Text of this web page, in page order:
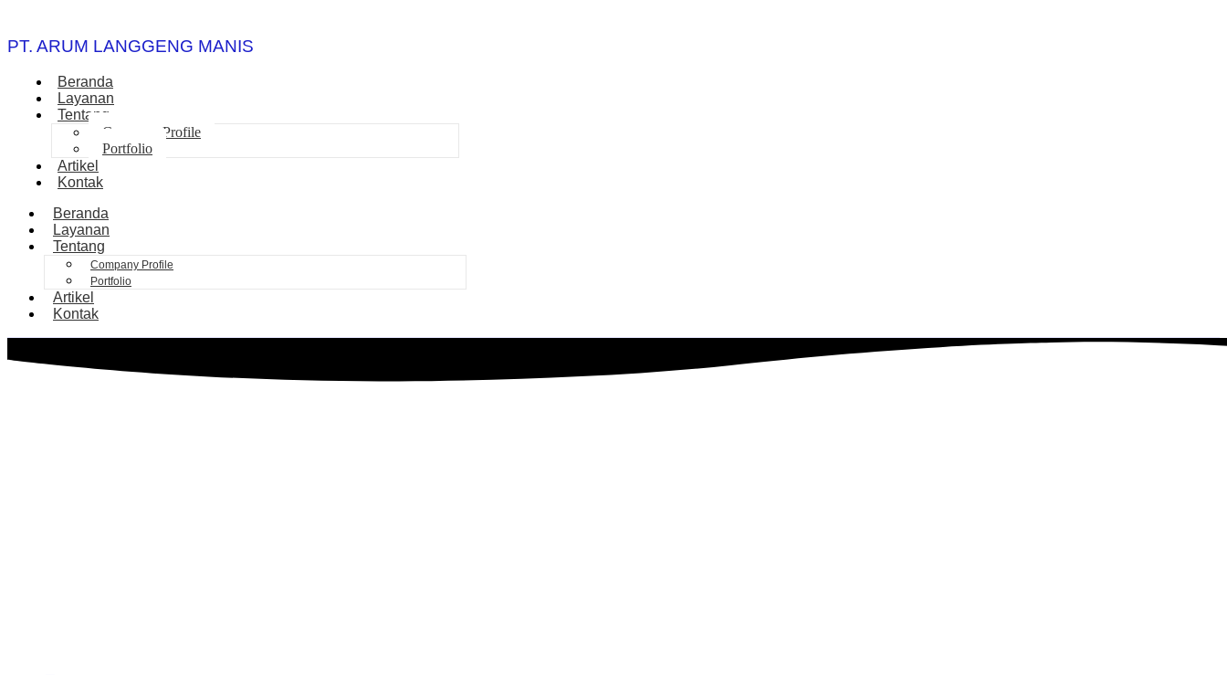
PT. ARUM LANGGENG MANIS
Beranda
Layanan
Tentang
Company Profile
Portfolio
Artikel
Kontak
Beranda
Layanan
Tentang
Company Profile
Portfolio
Artikel
Kontak